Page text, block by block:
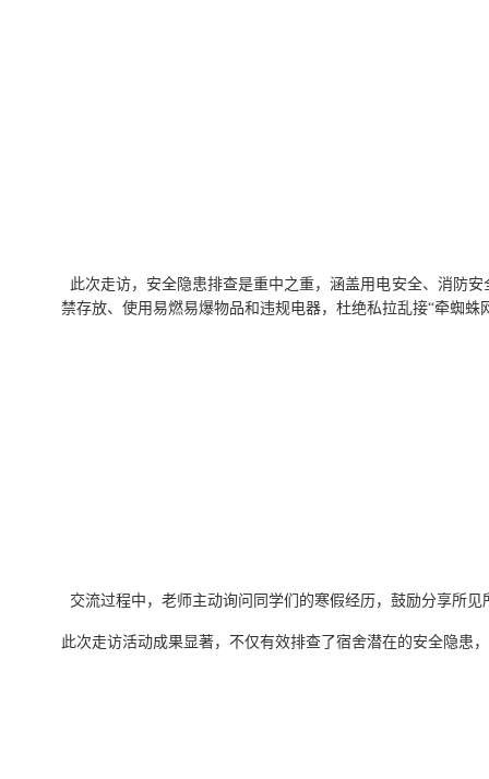
此次走访，安全隐患排查是重中之重，涵盖用电安全、消防
禁存放、使用易燃易爆物品和违规电器，杜绝私拉乱接“牵蜘蛛
交流过程中，老师主动询问同学们的寒假经历，鼓励分享所
此次走访活动成果显著，不仅有效排查了宿舍潜在的安全隐患